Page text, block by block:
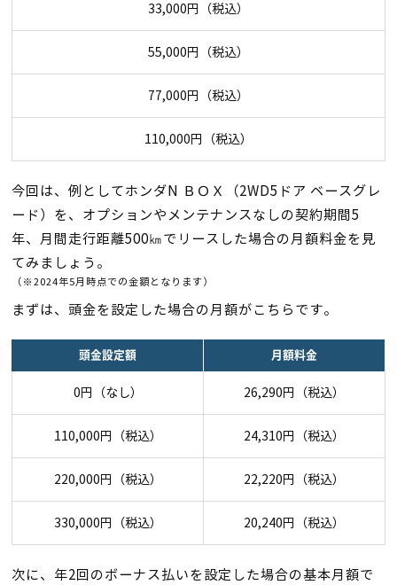
33,000円（税込）
55,000円（税込）
77,000円（税込）
110,000円（税込）
今回は、例としてホンダN ＢＯＸ（2WD5ドア ベースグレ
ード）を、オプションやメンテナンスなしの契約期間5
年、月間走行距離500㎞でリースした場合の月額料金を見
てみましょう。
（※2024年5月時点での金額となります）
まずは、頭金を設定した場合の月額がこちらです。
頭金設定額 月額料金
0円（なし） 26,290円（税込）
110,000円（税込） 24,310円（税込）
220,000円（税込） 22,220円（税込）
330,000円（税込） 20,240円（税込）
次に、年2回のボーナス払いを設定した場合の基本月額で